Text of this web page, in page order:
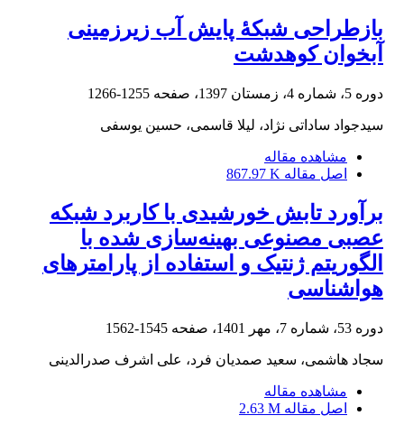
بازطراحی شبکۀ پایش آب زیرزمینی
آبخوان کوهدشت
دوره 5، شماره 4، زمستان 1397، صفحه 1255-1266
سیدجواد ساداتی نژاد، لیلا قاسمی، حسین یوسفی
مشاهده مقاله
اصل مقاله 867.97 K
برآورد تابش خورشیدی با کاربرد شبکه
عصبی مصنوعی بهینه‌سازی شده با
الگوریتم ژنتیک و استفاده از پارامترهای
هواشناسی
دوره 53، شماره 7، مهر 1401، صفحه 1545-1562
سجاد هاشمی، سعید صمدیان فرد، علی اشرف صدرالدینی
مشاهده مقاله
اصل مقاله 2.63 M